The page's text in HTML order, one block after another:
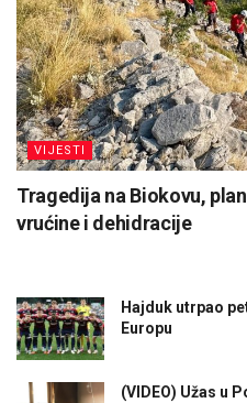
VIJESTI
Tragedija na Biokovu,
vrućine i dehidracije
Hajduk utrpao
Europu
(VIDEO) Užas u